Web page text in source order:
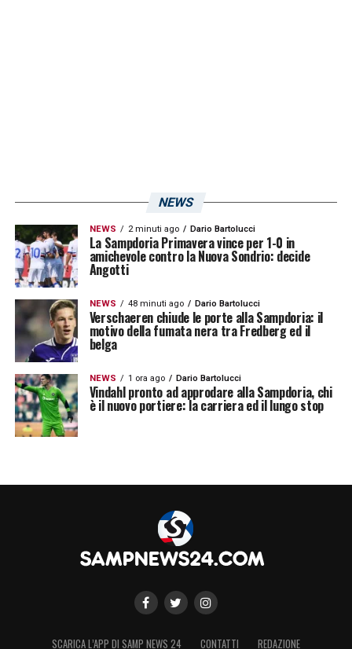
00:00 00:54
NEWS
NEWS 2 minuti ago Dario Bartolucci
La Sampdoria Primavera vince per 1-0 in
amichevole contro la Nuova Sondrio: decide
Angotti
NEWS 48 minuti ago Dario Bartolucci
Verschaeren chiude le porte alla Sampdoria: il
motivo della fumata nera tra Fredberg ed il
belga
NEWS 1 ora ago Dario Bartolucci
Vindahl pronto ad approdare alla Sampdoria, chi
è il nuovo portiere: la carriera ed il lungo stop
SCARICA L’APP DI SAMP NEWS 24 CONTATTI REDAZIONE